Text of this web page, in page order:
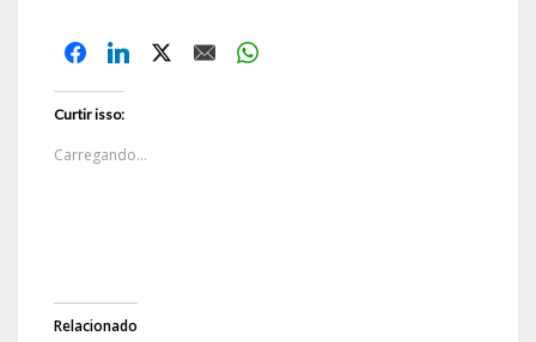
Curtir isso:
Carregando...
Relacionado